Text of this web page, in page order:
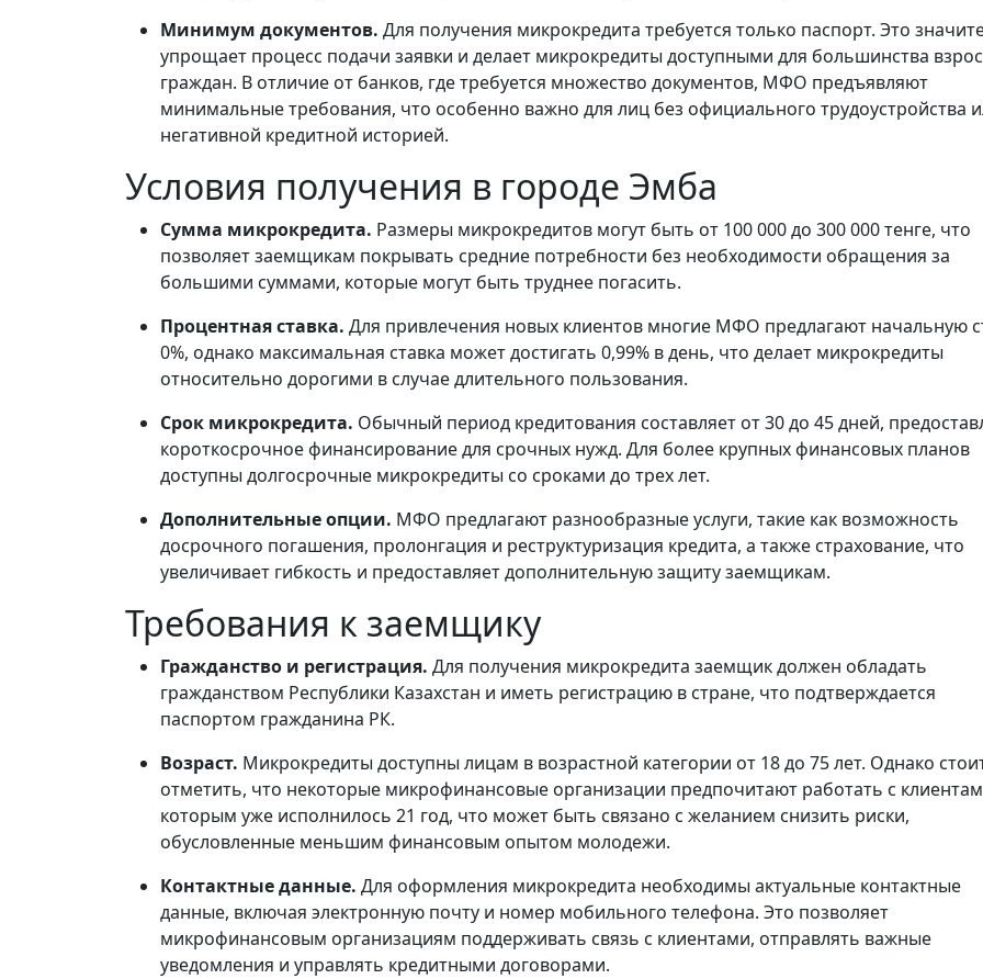
Минимум документов. Для получения микрокредита требуется только паспорт. Это
упрощает процесс подачи заявки и делает микрокредиты доступными для большинства
граждан. В отличие от банков, где требуется множество документов, МФО предъявляют
минимальные требования, что особенно важно для лиц без официального трудоустройства
негативной кредитной историей.
Условия получения в городе Эмба
Сумма микрокредита. Размеры микрокредитов могут быть от 100 000 до 300 000 тенге, что
позволяет заемщикам покрывать средние потребности без необходимости обращения за
большими суммами, которые могут быть труднее погасить.
Процентная ставка. Для привлечения новых клиентов многие МФО предлагают начальную
0%, однако максимальная ставка может достигать 0,99% в день, что делает микрокредиты
относительно дорогими в случае длительного пользования.
Срок микрокредита. Обычный период кредитования составляет от 30 до 45 дней,
короткосрочное финансирование для срочных нужд. Для более крупных финансовых планов
доступны долгосрочные микрокредиты со сроками до трех лет.
Дополнительные опции. МФО предлагают разнообразные услуги, такие как возможность
досрочного погашения, пролонгация и реструктуризация кредита, а также страхование, что
увеличивает гибкость и предоставляет дополнительную защиту заемщикам.
Требования к заемщику
Гражданство и регистрация. Для получения микрокредита заемщик должен обладать
гражданством Республики Казахстан и иметь регистрацию в стране, что подтверждается
паспортом гражданина РК.
Возраст. Микрокредиты доступны лицам в возрастной категории от 18 до 75 лет. Однако
отметить, что некоторые микрофинансовые организации предпочитают работать с
которым уже исполнилось 21 год, что может быть связано с желанием снизить риски,
обусловленные меньшим финансовым опытом молодежи.
Контактные данные. Для оформления микрокредита необходимы актуальные контактные
данные, включая электронную почту и номер мобильного телефона. Это позволяет
микрофинансовым организациям поддерживать связь с клиентами, отправлять важные
уведомления и управлять кредитными договорами.